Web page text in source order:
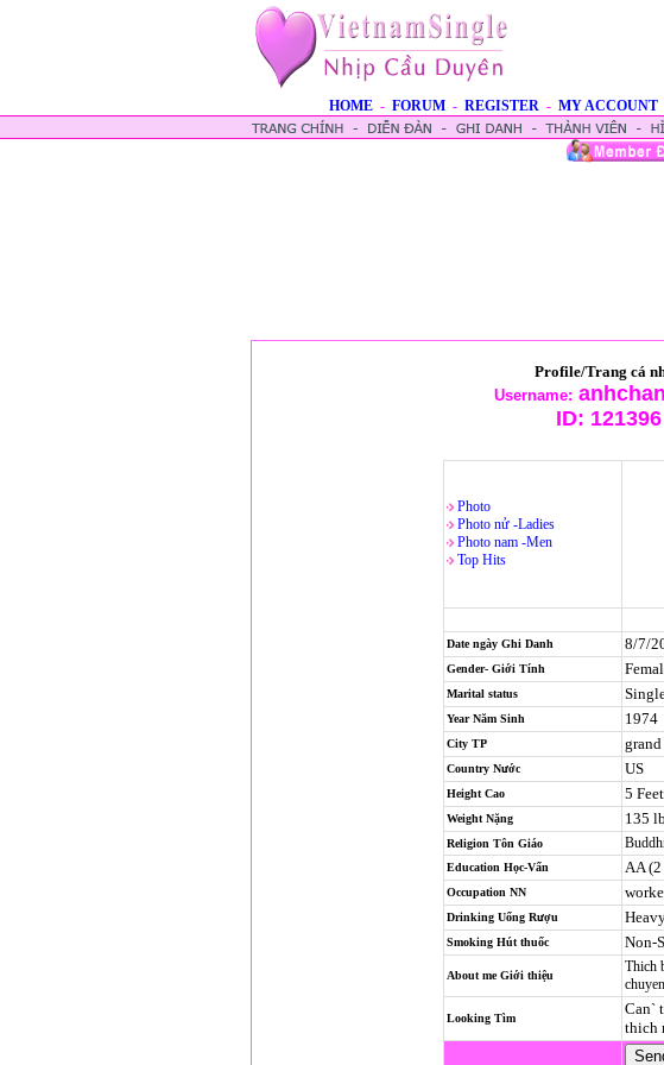
HOME - FORUM - REGISTER - MY ACCOUNT
Profile/Trang cá
Username:
ID: 121396
Photo
Photo nử -Ladies
Photo nam -Men
Top Hits
Date ngày Ghi Danh 8/7/
Gender- Giới Tính
Marital status
Year Năm Sinh 1974
City TP
Country Nước US
Height Cao 5
Weight Nặng 135
Religion Tôn Giáo
Education Học-Vấn AA
Occupation NN
Drinking Uống Rượu
Smoking Hút thuốc Non-
About me Giới thiệu
Thich
Looking Tìm
Can`
thich